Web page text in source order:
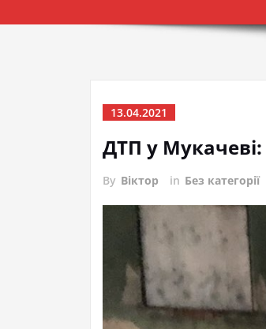
13.04.2021
ДТП у Мукачеві:
By Віктор in Без категорії